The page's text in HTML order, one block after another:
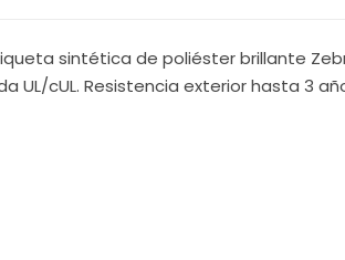
sintética de poliéster brillante
UL/cUL. Resistencia exterior hasta 3